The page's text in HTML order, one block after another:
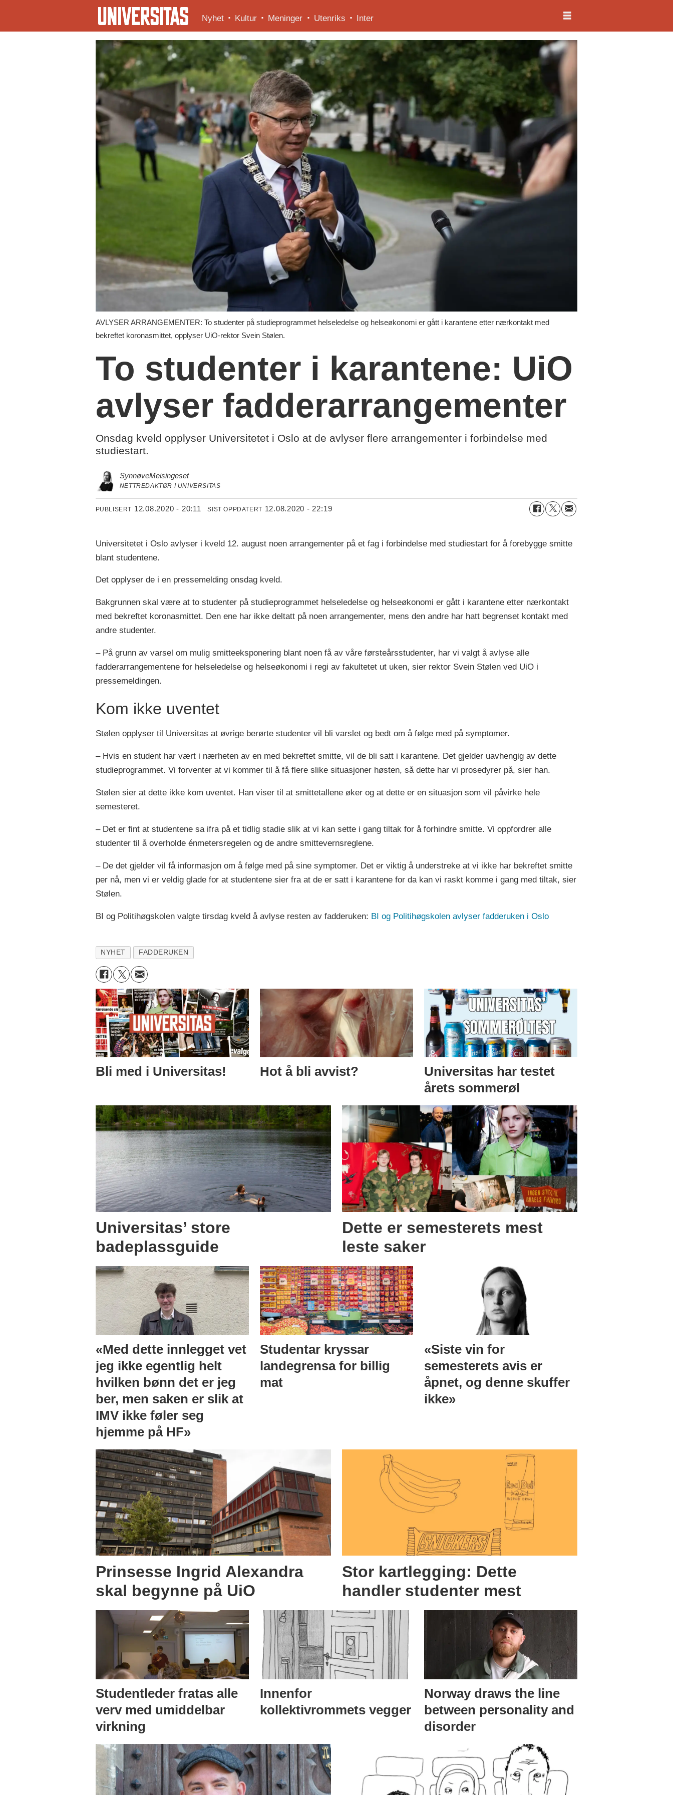
Nyhet Kultur Meninger Utenriks Inter
AVLYSER ARRANGEMENTER: To studenter på studieprogrammet helseledelse og helseøkonomi er gått i karantene etter nærkontakt med
bekreftet koronasmittet, opplyser UiO-rektor Svein Stølen.
To studenter i karantene: UiO
avlyser fadderarrangementer
Onsdag kveld opplyser Universitetet i Oslo at de avlyser flere arrangementer i forbindelse med
studiestart.
SynnøveMeisingeset
NETTREDAKTØR I UNIVERSITAS
PUBLISERT 12.08.2020 - 20:11 SIST OPPDATERT 12.08.2020 - 22:19
Universitetet i Oslo avlyser i kveld 12. august noen arrangementer på et fag i forbindelse med studiestart for å forebygge smitte
blant studentene.
Det opplyser de i en pressemelding onsdag kveld.
Bakgrunnen skal være at to studenter på studieprogrammet helseledelse og helseøkonomi er gått i karantene etter nærkontakt
med bekreftet koronasmittet. Den ene har ikke deltatt på noen arrangementer, mens den andre har hatt begrenset kontakt med
andre studenter.
– På grunn av varsel om mulig smitteeksponering blant noen få av våre førsteårsstudenter, har vi valgt å avlyse alle
fadderarrangementene for helseledelse og helseøkonomi i regi av fakultetet ut uken, sier rektor Svein Stølen ved UiO i
pressemeldingen.
Kom ikke uventet
Stølen opplyser til Universitas at øvrige berørte studenter vil bli varslet og bedt om å følge med på symptomer.
– Hvis en student har vært i nærheten av en med bekreftet smitte, vil de bli satt i karantene. Det gjelder uavhengig av dette
studieprogrammet. Vi forventer at vi kommer til å få flere slike situasjoner høsten, så dette har vi prosedyrer på, sier han.
Stølen sier at dette ikke kom uventet. Han viser til at smittetallene øker og at dette er en situasjon som vil påvirke hele
semesteret.
– Det er fint at studentene sa ifra på et tidlig stadie slik at vi kan sette i gang tiltak for å forhindre smitte. Vi oppfordrer alle
studenter til å overholde énmetersregelen og de andre smittevernsreglene.
– De det gjelder vil få informasjon om å følge med på sine symptomer. Det er viktig å understreke at vi ikke har bekreftet smitte
per nå, men vi er veldig glade for at studentene sier fra at de er satt i karantene for da kan vi raskt komme i gang med tiltak, sier
Stølen.
BI og Politihøgskolen valgte tirsdag kveld å avlyse resten av fadderuken: BI og Politihøgskolen avlyser fadderuken i Oslo
NYHET FADDERUKEN
Bli med i Universitas! Hot å bli avvist?
Universitas har testet
årets sommerøl
Universitas’ store
badeplassguide
Dette er semesterets mest
leste saker
«Med dette innlegget vet
jeg ikke egentlig helt
hvilken bønn det er jeg
ber, men saken er slik at
IMV ikke føler seg
hjemme på HF»
Studentar kryssar
landegrensa for billig
mat
«Siste vin for
semesterets avis er
åpnet, og denne skuffer
ikke»
Prinsesse Ingrid Alexandra
skal begynne på UiO
Stor kartlegging: Dette
handler studenter mest
Studentleder fratas alle
verv med umiddelbar
virkning
Innenfor
kollektivrommets vegger
Norway draws the line
between personality and
disorder